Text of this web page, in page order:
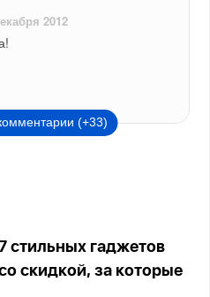
2012
(+33)
стильных гаджетов
скидкой, за которые